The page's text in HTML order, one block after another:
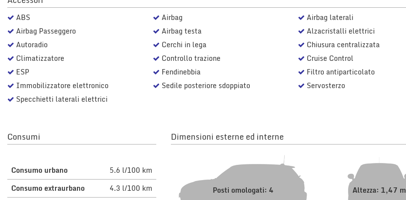
ABS
Airbag Passeggero
Autoradio
Climatizzatore
ESP
Immobilizzatore elettronico
Specchietti laterali elettrici
Airbag
Airbag testa
Cerchi in lega
Controllo trazione
Fendinebbia
Sedile posteriore sdoppiato
Airbag laterali
Alzacristalli elettrici
Chiusura centralizzata
Cruise Control
Filtro antiparticolato
Servosterzo
Consumi
Consumo urbano
5.6 l/100 km
Consumo extraurbano
4.3 l/100 km
Dimensioni esterne ed interne
Posti omologati: 4 Altezza: 1,47 m
questi
strumenti
di
tracciamento
si
rimanda
alla
cookie
policy.
Puoi
rivedere
le
tue
in
qualsiasi
momento.